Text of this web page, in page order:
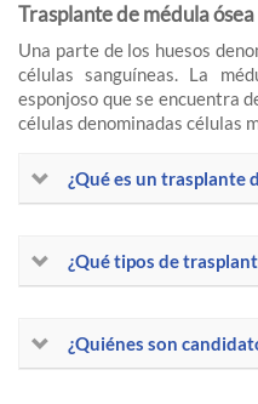
Trasplante de médula ósea
Una parte de los huesos
células sanguíneas. La
esponjoso que se encuentra
células denominadas células
¿Qué es un trasplante
¿Qué tipos de
¿Quiénes son